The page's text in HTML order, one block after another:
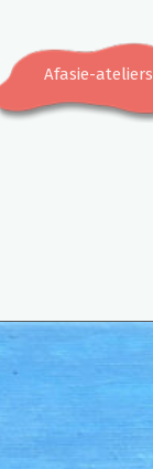
Afasie-ateliers